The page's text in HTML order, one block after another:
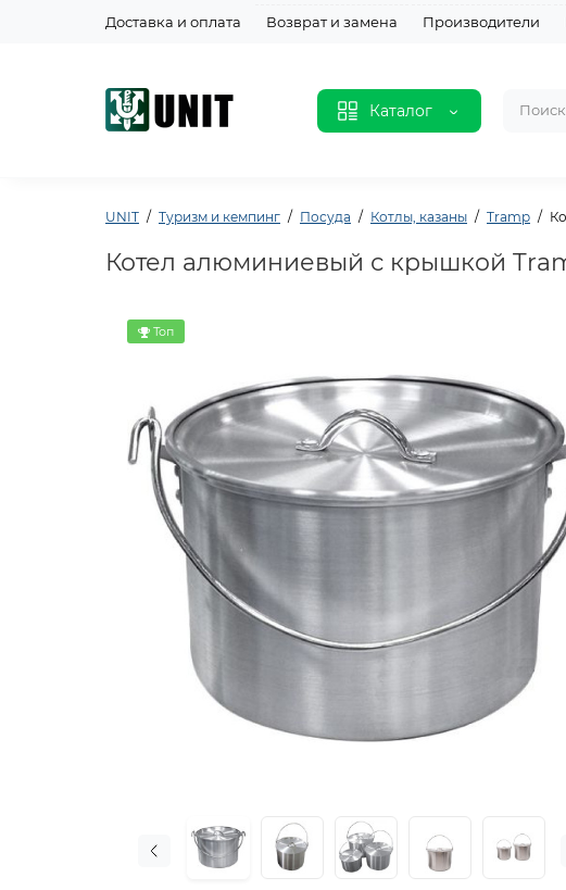
Доставка и оплата Возврат и замена Производители
Каталог
UNIT Туризм и кемпинг Посуда Котлы, казаны Tramp
Котел алюминиевый с крышкой
Топ